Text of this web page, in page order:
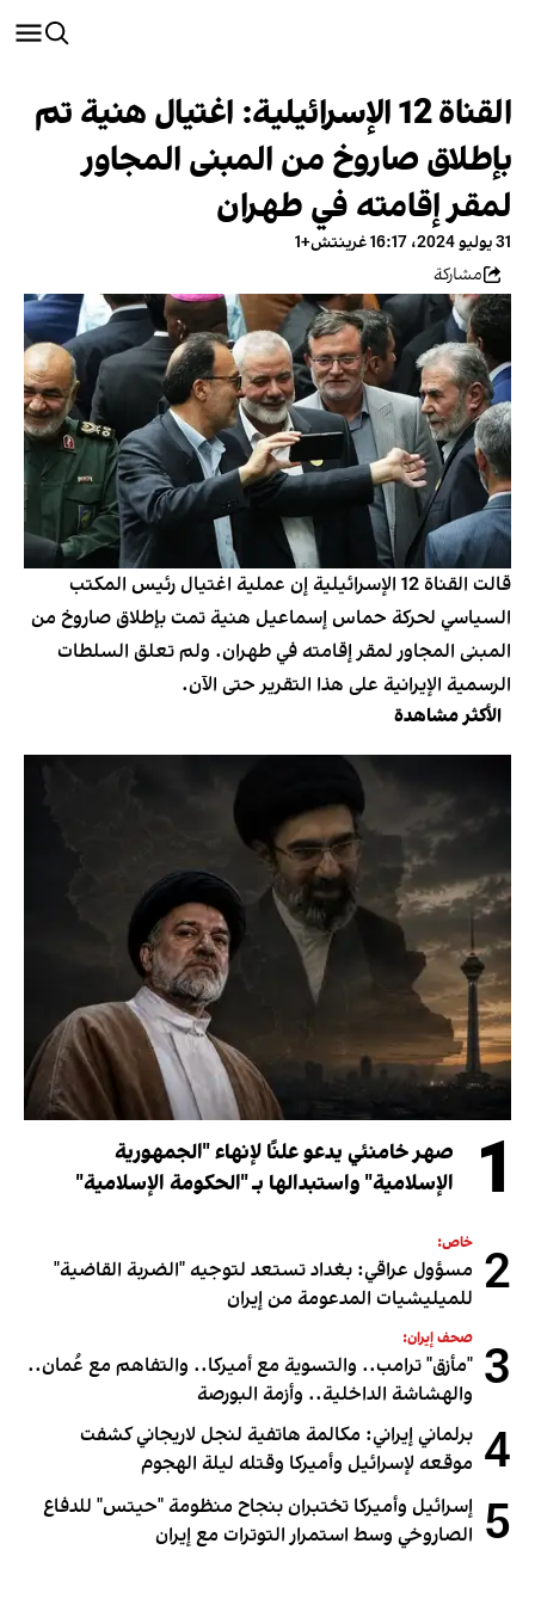
القناة 12 الإسرائيلية: اغتيال هنية تم
بإطلاق صاروخ من المبنى المجاور
لمقر إقامته في طهران
31 يوليو 2024، 16:17 غرينتش+1
مشاركة
قالت القناة 12 الإسرائيلية إن عملية اغتيال رئيس المكتب
السياسي لحركة حماس إسماعيل هنية تمت بإطلاق صاروخ من
المبنى المجاور لمقر إقامته في طهران. ولم تعلق السلطات
الرسمية الإيرانية على هذا التقرير حتى الآن.
الأكثر مشاهدة
1
صهر خامنئي يدعو علنًا لإنهاء "الجمهورية
الإسلامية" واستبدالها بـ "الحكومة الإسلامية"
2 خاص:
مسؤول عراقي: بغداد تستعد لتوجيه "الضربة القاضية"
للميليشيات المدعومة من إيران
3 صحف إيران:
"مأزق" ترامب.. والتسوية مع أميركا.. والتفاهم مع عُمان..
والهشاشة الداخلية.. وأزمة البورصة
4 برلماني إيراني: مكالمة هاتفية لنجل لاريجاني كشفت
موقعه لإسرائيل وأميركا وقتله ليلة الهجوم
5 إسرائيل وأميركا تختبران بنجاح منظومة "حيتس" للدفاع
الصاروخي وسط استمرار التوترات مع إيران